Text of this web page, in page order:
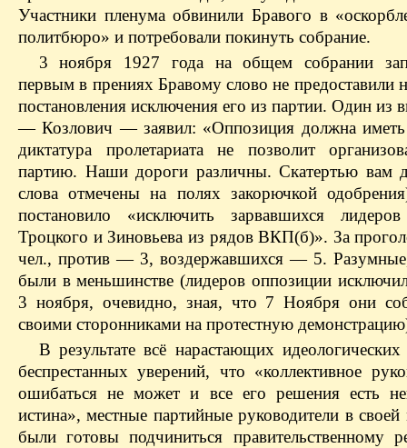
Участники пленума обвинили Бравого в
политбюро» и потребовали покинуть собрание.
3 ноября 1927 года на общем собрании
первым в прениях Бравому слово не предоставили
постановления исключения его из партии. Один из
— Козлович — заявил: «Оппозиция должна
диктатура пролетариата не позволит
партию. Наши дороги различны. Скатертью вам
слова отмечены на полях закорючкой
постановило «исключить зарвавшихся
Троцкого и Зиновьева из рядов ВКП(б)». За
чел., против — 3, воздержавшихся — 5. Разумные,
были в меньшинстве (лидеров оппозиции
3 ноября, очевидно, зная, что 7 Ноября они
своими сторонниками на протестную
В результате всё нарастающих
беспрестанных уверений, что «коллективное
ошибаться не может и все его решения есть
истина», местные партийные руководители в своей
были готовы подчиниться правительственному